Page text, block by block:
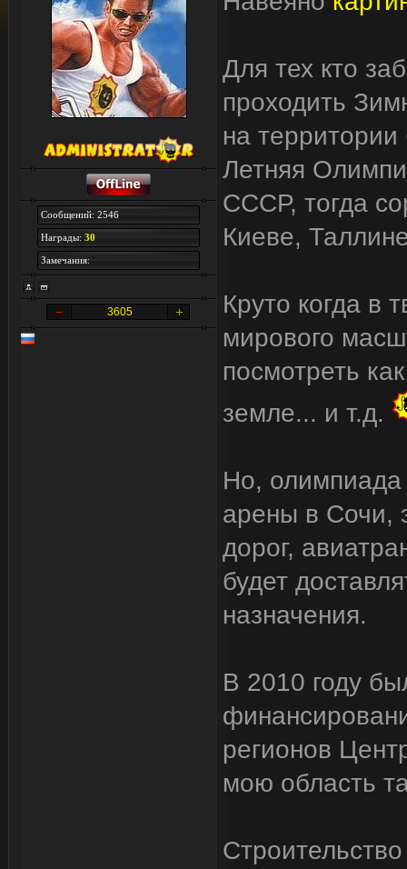
Сообщений: 2546
Награды: 30
Замечания:
3605
Для тех кто
проходить
на
Летняя
СССР, тогда
Киеве,
Круто когда в
мирового
посмотреть
земле... и т.д.
Но, олимпиада
арены в Сочи,
дорог,
будет
назначения.
В 2010 году
регионов
мою область